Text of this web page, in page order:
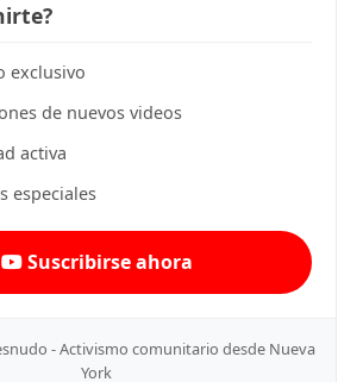
exclusivo
de nuevos videos
activa
especiales
Suscribirse ahora
- Activismo comunitario desde Nueva
York